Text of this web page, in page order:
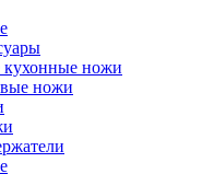
кухонные ножи
ножи